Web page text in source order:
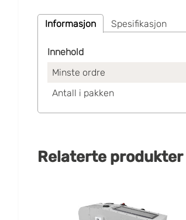
Informasjon Spesifikasjon
Innehold
Minste ordre
Antall i pakken
Relaterte produkter